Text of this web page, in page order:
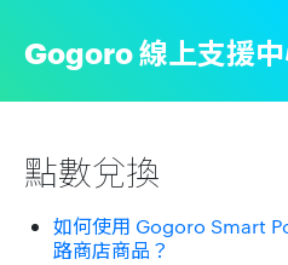
Gogoro 線上支援
點數兌換
如何使用 Gogoro Smart
路商店商品？